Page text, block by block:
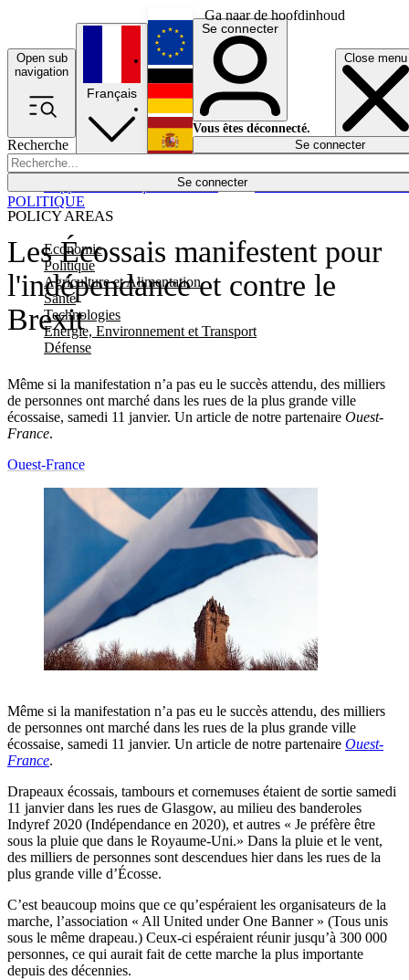
Ga naar de hoofdinhoud
Open sub
navigation
Close menu
Recherche
Se connecter
POLICY AREAS
Economie
Politique
Agriculture et Alimentation
Santé
Technologies
Energie, Environnement et Transport
Défense
Économie
Français
English
Deutsch
Español
Se connecter
Vous êtes déconnecté.
Se connecter
Les Écossais manifestent pour
l'indépendance et contre le
Brexit
Même si la manifestation n’a pas eu le succès attendu, des milliers
de personnes ont marché dans les rues de la plus grande ville
écossaise, samedi 11 janvier. Un article de notre partenaire Ouest-
France.
POLITIQUE
Ouest-France
Même si la manifestation n’a pas eu le succès attendu, des milliers
de personnes ont marché dans les rues de la plus grande ville
écossaise, samedi 11 janvier. Un article de notre partenaire Ouest-
France.
Drapeaux écossais, tambours et cornemuses étaient de sortie samedi
11 janvier dans les rues de Glasgow, au milieu des banderoles
Indyref 2020 (Indépendance en 2020), et autres « Je préfère être
sous la pluie que dans le Royaume-Uni.» Dans la pluie et le vent,
des milliers de personnes sont descendues hier dans les rues de la
plus grande ville d’Écosse.
C’est beaucoup moins que ce qu’espéraient les organisateurs de la
marche, l’association « All United under One Banner » (Tous unis
sous le même drapeau.) Ceux-ci espéraient réunir jusqu’à 300 000
personnes, ce qui aurait fait de cette marche la plus importante
depuis des décennies.